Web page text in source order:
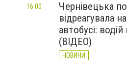
Чернівецька
відреагувала
автобусі:
(ВІДЕО)
НОВИНИ
16:00